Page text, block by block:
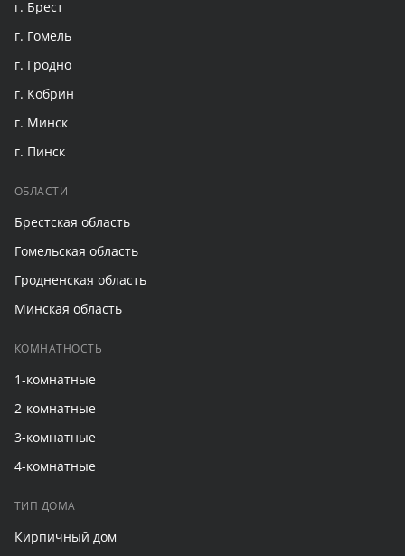
г. Брест
г. Гомель
г. Гродно
г. Кобрин
г. Минск
г. Пинск
ОБЛАСТИ
Брестская область
Гомельская область
Гродненская область
Минская область
КОМНАТНОСТЬ
1-комнатные
2-комнатные
3-комнатные
4-комнатные
ТИП ДОМА
Кирпичный дом